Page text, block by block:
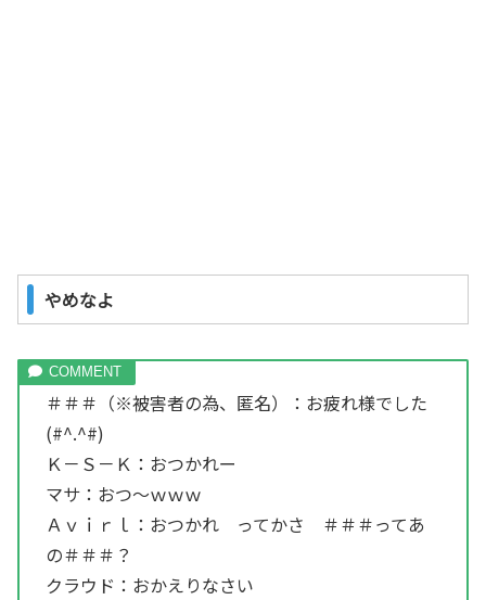
やめなよ
＃＃＃（※被害者の為、匿名）：お疲れ様でした
(#^.^#)
Ｋ－Ｓ－Ｋ：おつかれー
マサ：おつ～ｗｗｗ
Ａｖｉｒｌ：おつかれ ってかさ ＃＃＃ってあ
の＃＃＃？
クラウド：おかえりなさい